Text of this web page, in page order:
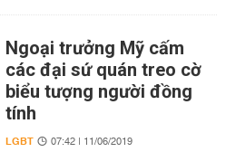
Ngoại trưởng Mỹ cấm
các đại sứ quán treo cờ
biểu tượng người đồng
tính
LGBT 07:42 | 11/06/2019